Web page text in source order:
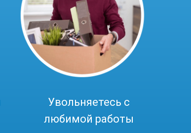
Увольняетесь с
любимой работы